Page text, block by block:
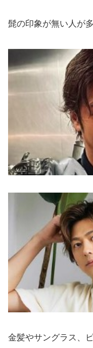
髭の印象が無い人が
金髪やサングラス、